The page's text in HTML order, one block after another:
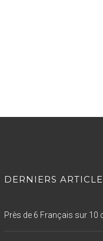
DERNIERS
Près de 6 Français sur